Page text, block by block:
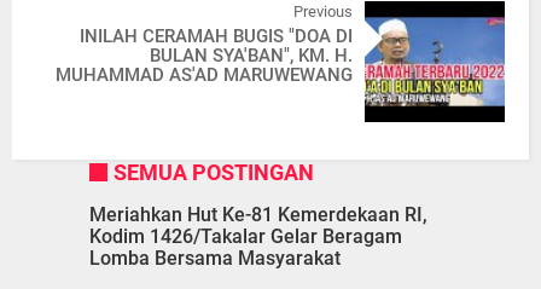
Previous
INILAH CERAMAH BUGIS "DOA DI
BULAN SYA'BAN", KM. H.
MUHAMMAD AS'AD MARUWEWANG
SEMUA POSTINGAN
Meriahkan Hut Ke-81 Kemerdekaan RI,
Kodim 1426/Takalar Gelar Beragam
Lomba Bersama Masyarakat